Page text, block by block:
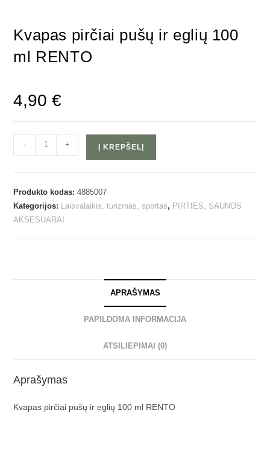
Kvapas pirčiai pušų ir eglių 100
ml RENTO
4,90€
- + Į KREPŠELĮ
Produkto kodas:4885007
Kategorijos: Laisvalaikis, turizmas, sportas, PIRTIES, SAUNOS
AKSESUARAI
APRAŠYMAS
PAPILDOMA INFORMACIJA
ATSILIEPIMAI (0)
Aprašymas
Kvapas pirčiai pušų ir eglių 100 ml RENTO